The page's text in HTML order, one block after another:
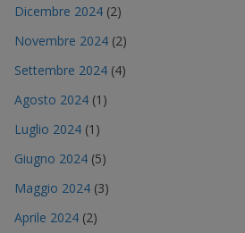
Dicembre 2024 (2)
Novembre 2024 (2)
Settembre 2024 (4)
Agosto 2024 (1)
Luglio 2024 (1)
Giugno 2024 (5)
Maggio 2024 (3)
Aprile 2024 (2)